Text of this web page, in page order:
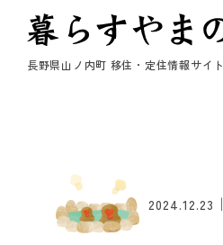
長野県山ノ内町 移住・定住情報サイト
2024.12.23 ｜